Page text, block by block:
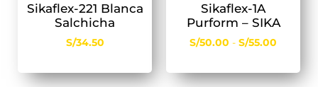
Sikaflex-221 Blanca
Salchicha
S/34.50
Sikaflex-1A
Purform – SIKA
S/50.00 - S/55.00